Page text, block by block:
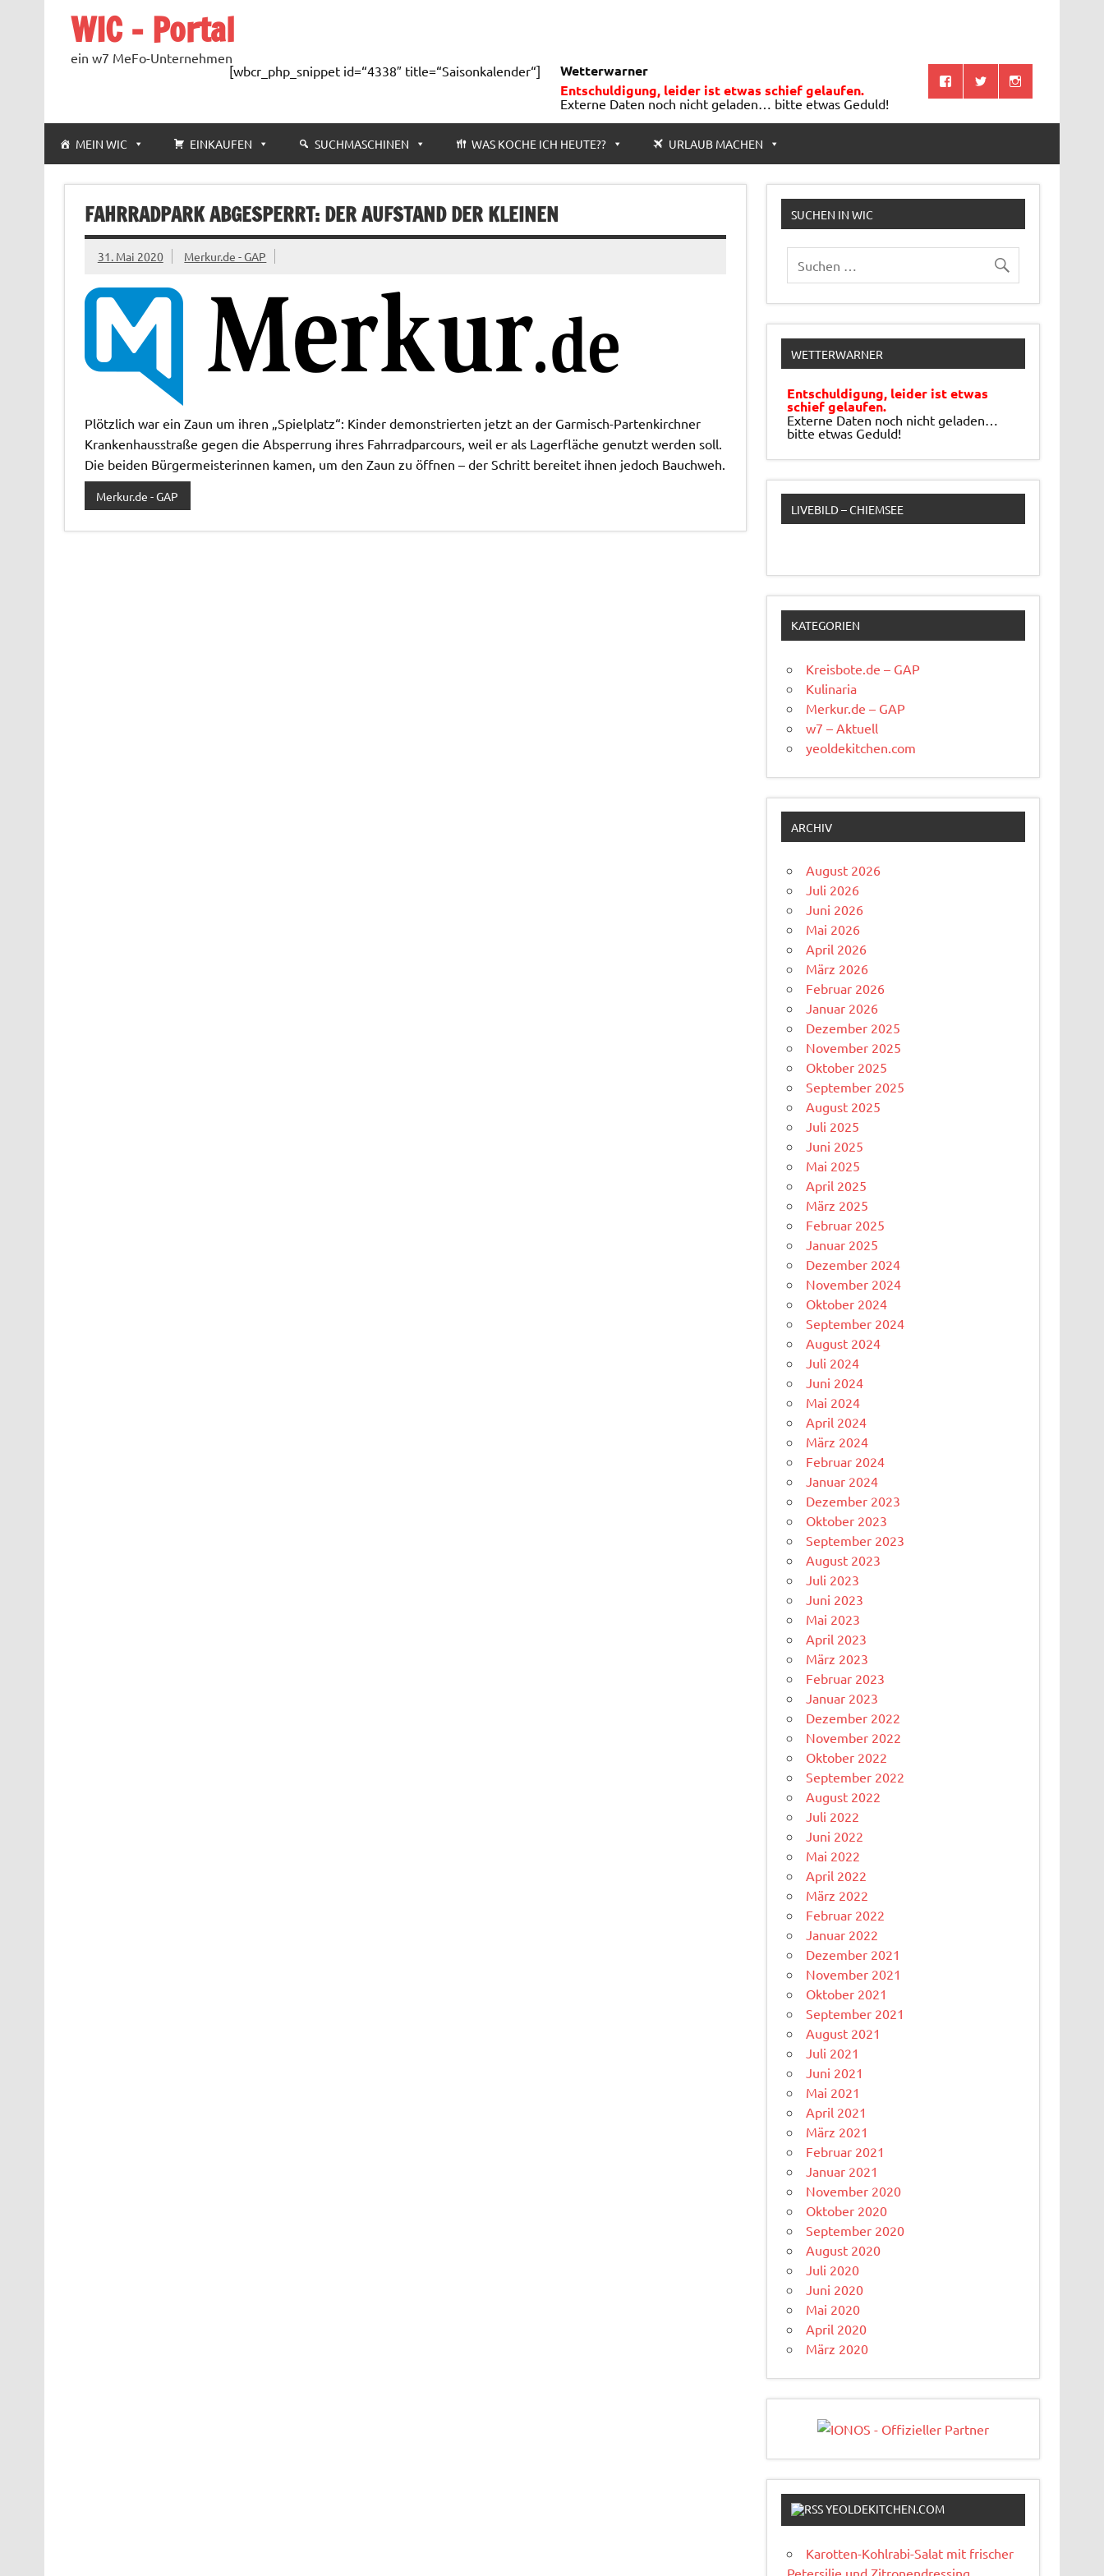
WIC – Portal
ein w7 MeFo-Unternehmen
[wbcr_php_snippet id=“4338″ title=“Saisonkalender“]
Wetterwarner
Entschuldigung, leider ist etwas schief gelaufen.
Externe Daten noch nicht geladen… bitte etwas Geduld!
MEIN WIC EINKAUFEN SUCHMASCHINEN WAS KOCHE ICH HEUTE?? URLAUB MACHEN
FAHRRADPARK ABGESPERRT: DER AUFSTAND DER KLEINEN
31. Mai 2020 Merkur.de - GAP
Plötzlich war ein Zaun um ihren „Spielplatz“: Kinder demonstrierten jetzt an der Garmisch-Partenkirchner
Krankenhausstraße gegen die Absperrung ihres Fahrradparcours, weil er als Lagerfläche genutzt werden soll.
Die beiden Bürgermeisterinnen kamen, um den Zaun zu öffnen – der Schritt bereitet ihnen jedoch Bauchweh.
Merkur.de - GAP
SUCHEN IN WIC
WETTERWARNER
Entschuldigung, leider ist etwas
schief gelaufen.
Externe Daten noch nicht geladen…
bitte etwas Geduld!
LIVEBILD – CHIEMSEE
KATEGORIEN
Kreisbote.de – GAP
Kulinaria
Merkur.de – GAP
w7 – Aktuell
yeoldekitchen.com
ARCHIV
August 2026
Juli 2026
Juni 2026
Mai 2026
April 2026
März 2026
Februar 2026
Januar 2026
Dezember 2025
November 2025
Oktober 2025
September 2025
August 2025
Juli 2025
Juni 2025
Mai 2025
April 2025
März 2025
Februar 2025
Januar 2025
Dezember 2024
November 2024
Oktober 2024
September 2024
August 2024
Juli 2024
Juni 2024
Mai 2024
April 2024
März 2024
Februar 2024
Januar 2024
Dezember 2023
Oktober 2023
September 2023
August 2023
Juli 2023
Juni 2023
Mai 2023
April 2023
März 2023
Februar 2023
Januar 2023
Dezember 2022
November 2022
Oktober 2022
September 2022
August 2022
Juli 2022
Juni 2022
Mai 2022
April 2022
März 2022
Februar 2022
Januar 2022
Dezember 2021
November 2021
Oktober 2021
September 2021
August 2021
Juli 2021
Juni 2021
Mai 2021
April 2021
März 2021
Februar 2021
Januar 2021
November 2020
Oktober 2020
September 2020
August 2020
Juli 2020
Juni 2020
Mai 2020
April 2020
März 2020
YEOLDEKITCHEN.COM
Karotten-Kohlrabi-Salat mit frischer